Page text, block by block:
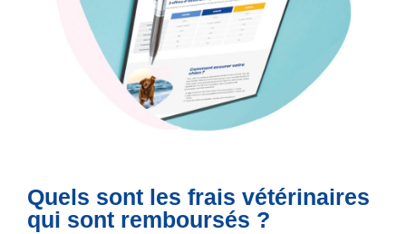
Quels sont les frais vétérinaires
qui sont remboursés ?